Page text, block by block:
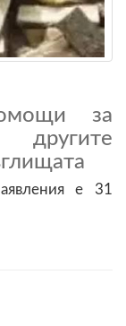
за
е 31